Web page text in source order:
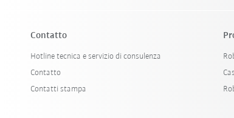
Contatto
Hotline tecnica e servizio di consulenza
Contatto
Contatti stampa